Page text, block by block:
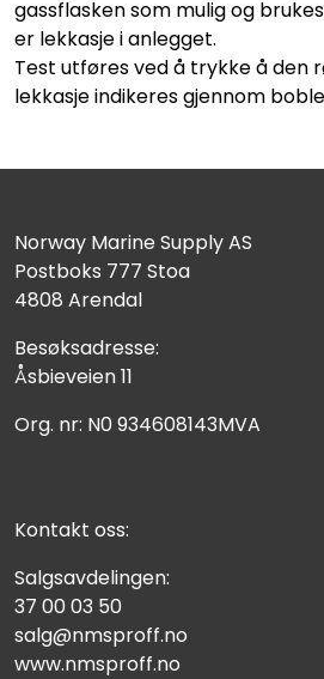
gassflasken som mulig og
er lekkasje i anlegget.
Test utføres ved å trykke å den
lekkasje indikeres gjennom
Norway Marine Supply AS
Postboks 777 Stoa
4808 Arendal
Besøksadresse:
Åsbieveien 11
Org. nr: N0 934608143MVA
Kontakt oss:
Salgsavdelingen:
37 00 03 50
salg@nmsproff.no
www.nmsproff.no